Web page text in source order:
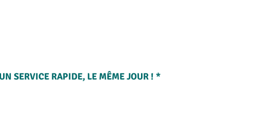
SERVICE RAPIDE, LE MÊME JOUR ! *